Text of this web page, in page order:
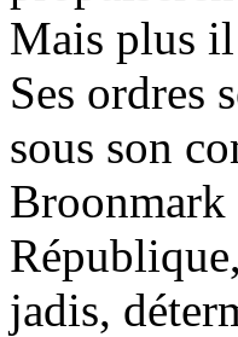
Mais plus
Ses ordres
sous son
Broonmark
jadis,